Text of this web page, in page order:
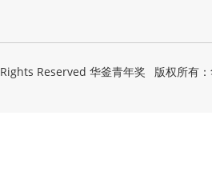
Reserved 华釜青年奖 版权所有